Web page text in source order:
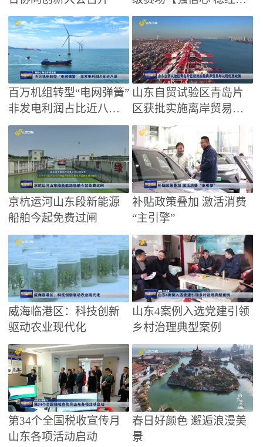
促发展】
百万机组转型“电网弹簧”
非发电利润占比近八成
【强信心 稳经济 促发
山东自贸试验区青岛片
区获批实施离岸贸易印
花税优惠政策
京杭运河山东段新能源
船舶今起免费过闸
补贴政策叠加 激活消费
“主引擎”
威海临港区：科技创新
驱动农业现代化
山东4案例入选党建引领
乡村治理典型案例
第34个全国税收宣传月
山东各项活动启动
春日好颜色 邂逅浪漫美
景